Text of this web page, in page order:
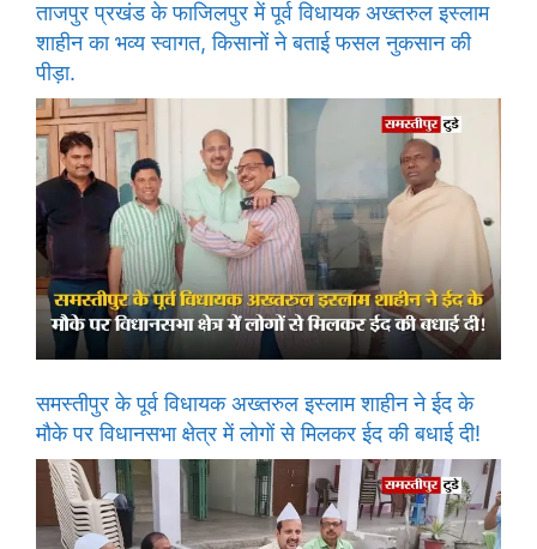
ताजपुर प्रखंड के फाजिलपुर में पूर्व विधायक अख्तरुल इस्लाम
शाहीन का भव्य स्वागत, किसानों ने बताई फसल नुकसान की
पीड़ा.
समस्तीपुर के पूर्व विधायक अख्तरुल इस्लाम शाहीन ने ईद के
मौके पर विधानसभा क्षेत्र में लोगों से मिलकर ईद की बधाई दी!